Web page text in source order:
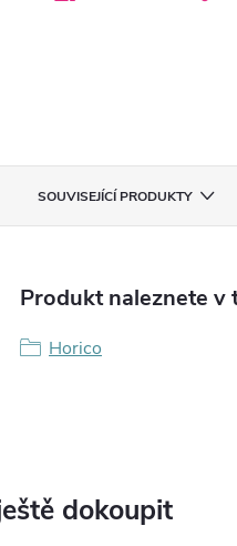
SOUVISEJÍCÍ PRODUKTY
Produkt naleznete v
Horico
dokoupit